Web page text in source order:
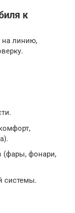
к
на линию,
(фары, фонари,
системы.